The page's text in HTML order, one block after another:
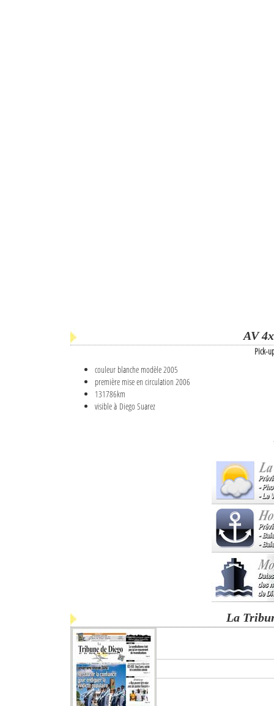
AV
Pick-
couleur blanche modèle 2005
première mise en circulation 2006
131786km
visible à Diego Suarez
La